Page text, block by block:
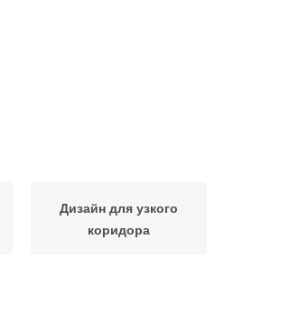
Дизайн для узкого
коридора